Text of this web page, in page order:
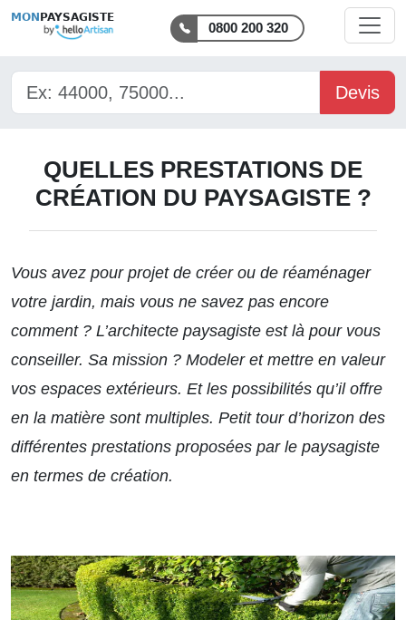
MON PAYSAGISTE
0800 200 320
Devis
QUELLES PRESTATIONS DE
CRÉATION DU PAYSAGISTE ?
Vous avez pour projet de créer ou de réaménager
votre jardin, mais vous ne savez pas encore
comment ? L’architecte paysagiste est là pour vous
conseiller. Sa mission ? Modeler et mettre en valeur
vos espaces extérieurs. Et les possibilités qu’il offre
en la matière sont multiples. Petit tour d’horizon des
différentes prestations proposées par le paysagiste
en termes de création.